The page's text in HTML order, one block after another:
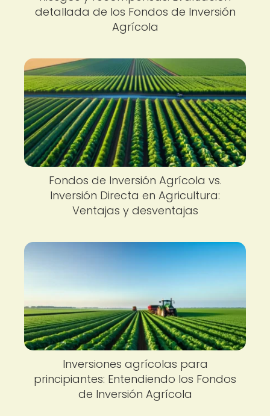
detallada de los Fondos de Inversión
Agrícola
Fondos de Inversión Agrícola vs.
Inversión Directa en Agricultura:
Ventajas y desventajas
Inversiones agrícolas para
principiantes: Entendiendo los Fondos
de Inversión Agrícola